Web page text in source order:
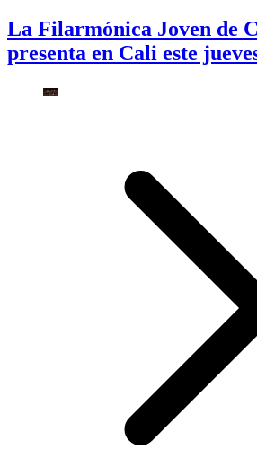
La Filarmónica Joven de
presenta en Cali este